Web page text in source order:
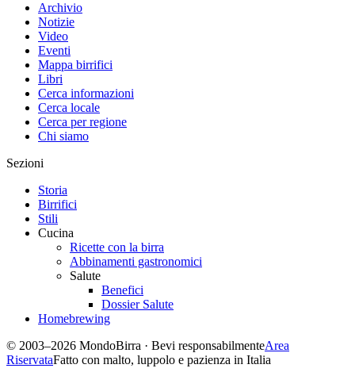
Archivio
Notizie
Video
Eventi
Mappa birrifici
Libri
Cerca informazioni
Cerca locale
Cerca per regione
Chi siamo
Sezioni
Storia
Birrifici
Stili
Cucina
Ricette con la birra
Abbinamenti gastronomici
Salute
Benefici
Dossier Salute
Homebrewing
© 2003–2026 MondoBirra · Bevi responsabilmenteArea
RiservataFatto con malto, luppolo e pazienza in Italia